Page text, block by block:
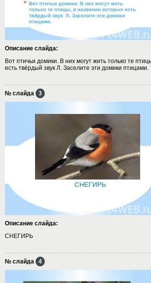
Описание слайда:
Вот птичьи домики. В них могут жить только те
есть твёрдый звук Л. Заселите эти домики птицами.
№ слайда 3
Описание слайда:
СНЕГИРЬ
№ слайда 4